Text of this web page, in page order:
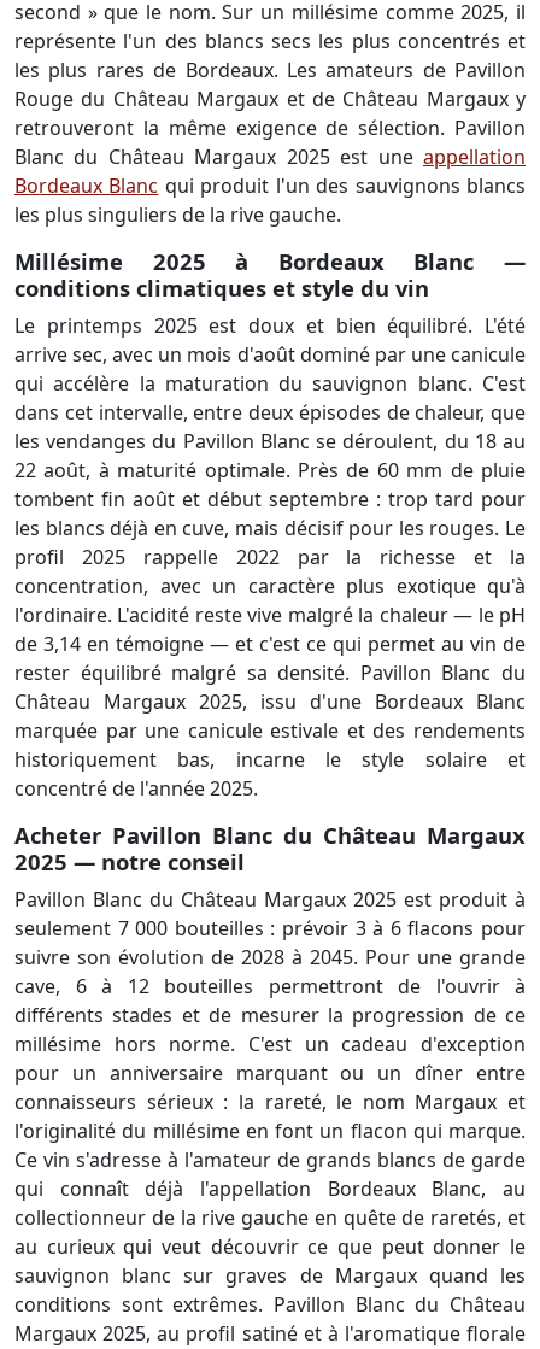
second » que le nom. Sur un millésime comme 2025, il
représente l'un des blancs secs les plus concentrés et
les plus rares de Bordeaux. Les amateurs de Pavillon
Rouge du Château Margaux et de Château Margaux y
retrouveront la même exigence de sélection. Pavillon
Blanc du Château Margaux 2025 est une appellation
Bordeaux Blanc qui produit l'un des sauvignons blancs
les plus singuliers de la rive gauche.
Millésime 2025 à Bordeaux Blanc —
conditions climatiques et style du vin
Le printemps 2025 est doux et bien équilibré. L'été
arrive sec, avec un mois d'août dominé par une canicule
qui accélère la maturation du sauvignon blanc. C'est
dans cet intervalle, entre deux épisodes de chaleur, que
les vendanges du Pavillon Blanc se déroulent, du 18 au
22 août, à maturité optimale. Près de 60 mm de pluie
tombent fin août et début septembre : trop tard pour
les blancs déjà en cuve, mais décisif pour les rouges. Le
profil 2025 rappelle 2022 par la richesse et la
concentration, avec un caractère plus exotique qu'à
l'ordinaire. L'acidité reste vive malgré la chaleur — le pH
de 3,14 en témoigne — et c'est ce qui permet au vin de
rester équilibré malgré sa densité. Pavillon Blanc du
Château Margaux 2025, issu d'une Bordeaux Blanc
marquée par une canicule estivale et des rendements
historiquement bas, incarne le style solaire et
concentré de l'année 2025.
Acheter Pavillon Blanc du Château Margaux
2025 — notre conseil
Pavillon Blanc du Château Margaux 2025 est produit à
seulement 7 000 bouteilles : prévoir 3 à 6 flacons pour
suivre son évolution de 2028 à 2045. Pour une grande
cave, 6 à 12 bouteilles permettront de l'ouvrir à
différents stades et de mesurer la progression de ce
millésime hors norme. C'est un cadeau d'exception
pour un anniversaire marquant ou un dîner entre
connaisseurs sérieux : la rareté, le nom Margaux et
l'originalité du millésime en font un flacon qui marque.
Ce vin s'adresse à l'amateur de grands blancs de garde
qui connaît déjà l'appellation Bordeaux Blanc, au
collectionneur de la rive gauche en quête de raretés, et
au curieux qui veut découvrir ce que peut donner le
sauvignon blanc sur graves de Margaux quand les
conditions sont extrêmes. Pavillon Blanc du Château
Margaux 2025, au profil satiné et à l'aromatique florale